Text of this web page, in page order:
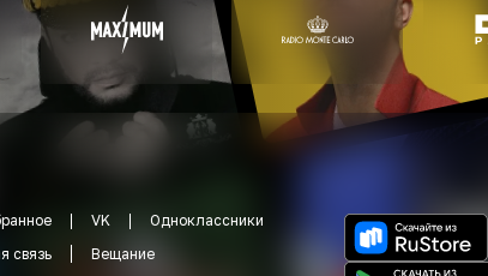
VK
Одноклассники
связь Вещание